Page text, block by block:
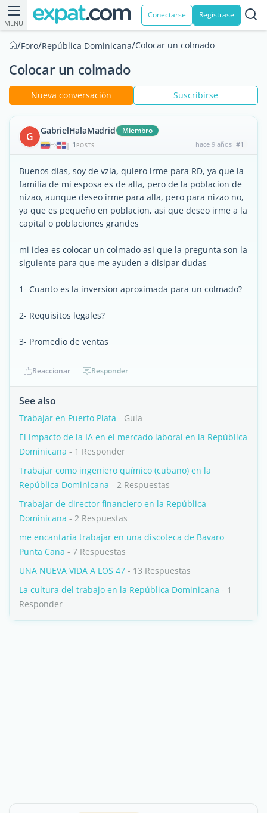
MENU
Conectarse Registrase
/Foro/República Dominicana/Colocar un colmado
Colocar un colmado
Nueva conversación Suscribirse
G GabrielHalaMadrid Miembro
| 1 POSTS hace 9 años #1
Buenos dias, soy de vzla, quiero irme para RD, ya que la
familia de mi esposa es de alla, pero de la poblacion de
nizao, aunque deseo irme para alla, pero para nizao no,
ya que es pequeño en poblacion, asi que deseo irme a la
capital o poblaciones grandes
mi idea es colocar un colmado asi que la pregunta son la
siguiente para que me ayuden a disipar dudas
1- Cuanto es la inversion aproximada para un colmado?
2- Requisitos legales?
3- Promedio de ventas
Reaccionar Responder
See also
Trabajar en Puerto Plata - Guia
El impacto de la IA en el mercado laboral en la República
Dominicana - 1 Responder
Trabajar como ingeniero químico (cubano) en la
República Dominicana - 2 Respuestas
Trabajar de director financiero en la República
Dominicana - 2 Respuestas
me encantaría trabajar en una discoteca de Bavaro
Punta Cana - 7 Respuestas
UNA NUEVA VIDA A LOS 47 - 13 Respuestas
La cultura del trabajo en la República Dominicana - 1
Responder